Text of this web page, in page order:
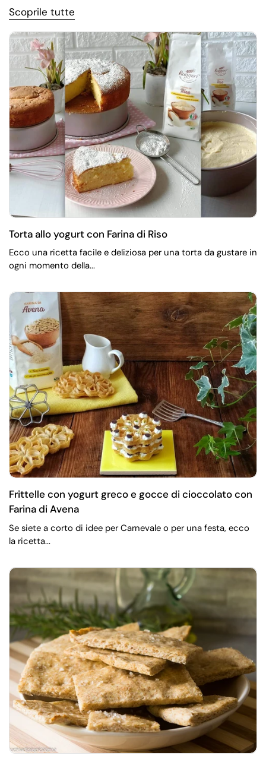
Scoprile tutte
Torta allo yogurt con Farina di Riso
Ecco una ricetta facile e deliziosa per una torta da gustare in
ogni momento della...
Frittelle con yogurt greco e gocce di cioccolato con
Farina di Avena
Se siete a corto di idee per Carnevale o per una festa, ecco
la ricetta...